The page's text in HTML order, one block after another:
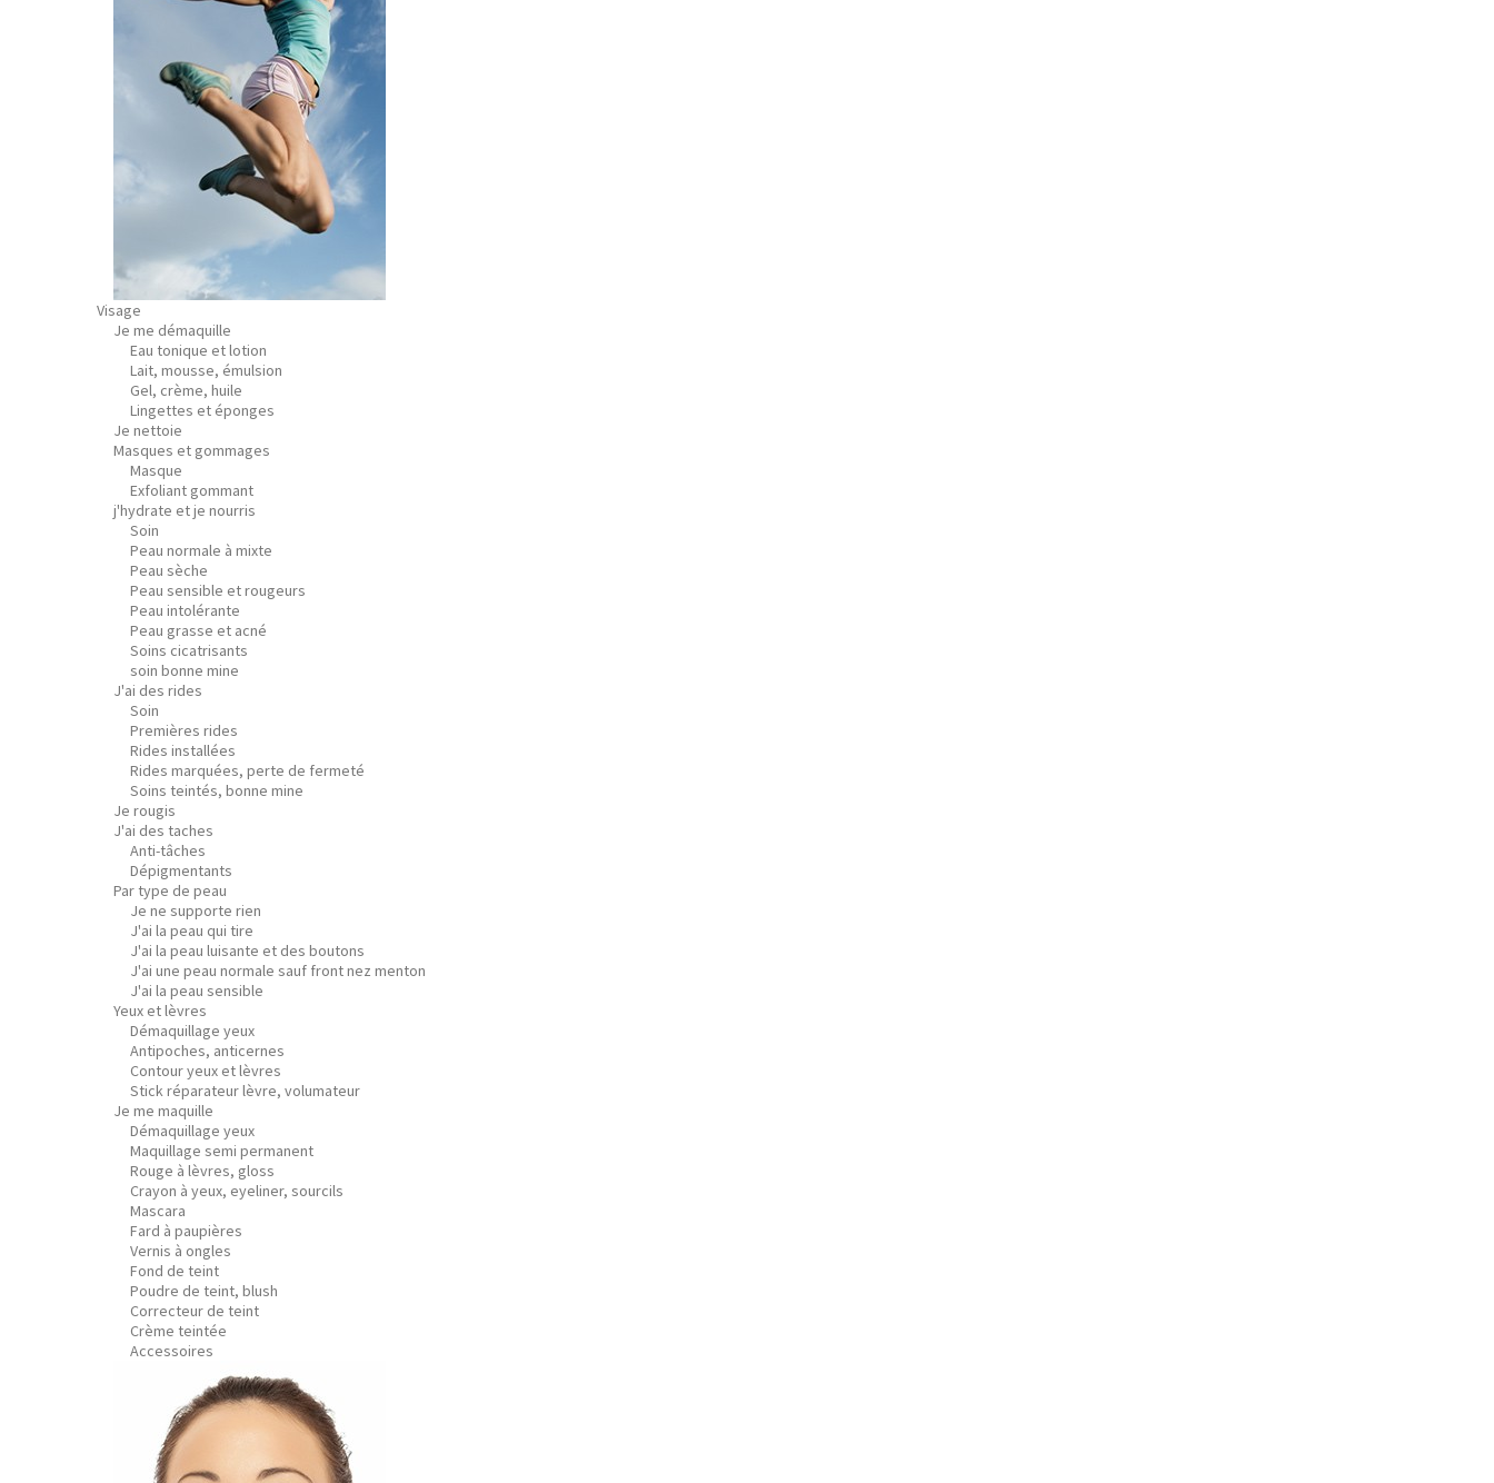
Visage
Je me démaquille
Eau tonique et lotion
Lait, mousse, émulsion
Gel, crème, huile
Lingettes et éponges
Je nettoie
Masques et gommages
Masque
Exfoliant gommant
j'hydrate et je nourris
Soin
Peau normale à mixte
Peau sèche
Peau sensible et rougeurs
Peau intolérante
Peau grasse et acné
Soins cicatrisants
soin bonne mine
J'ai des rides
Soin
Premières rides
Rides installées
Rides marquées, perte de fermeté
Soins teintés, bonne mine
Je rougis
J'ai des taches
Anti-tâches
Dépigmentants
Par type de peau
Je ne supporte rien
J'ai la peau qui tire
J'ai la peau luisante et des boutons
J'ai une peau normale sauf front nez menton
J'ai la peau sensible
Yeux et lèvres
Démaquillage yeux
Antipoches, anticernes
Contour yeux et lèvres
Stick réparateur lèvre, volumateur
Je me maquille
Démaquillage yeux
Maquillage semi permanent
Rouge à lèvres, gloss
Crayon à yeux, eyeliner, sourcils
Mascara
Fard à paupières
Vernis à ongles
Fond de teint
Poudre de teint, blush
Correcteur de teint
Crème teintée
Accessoires